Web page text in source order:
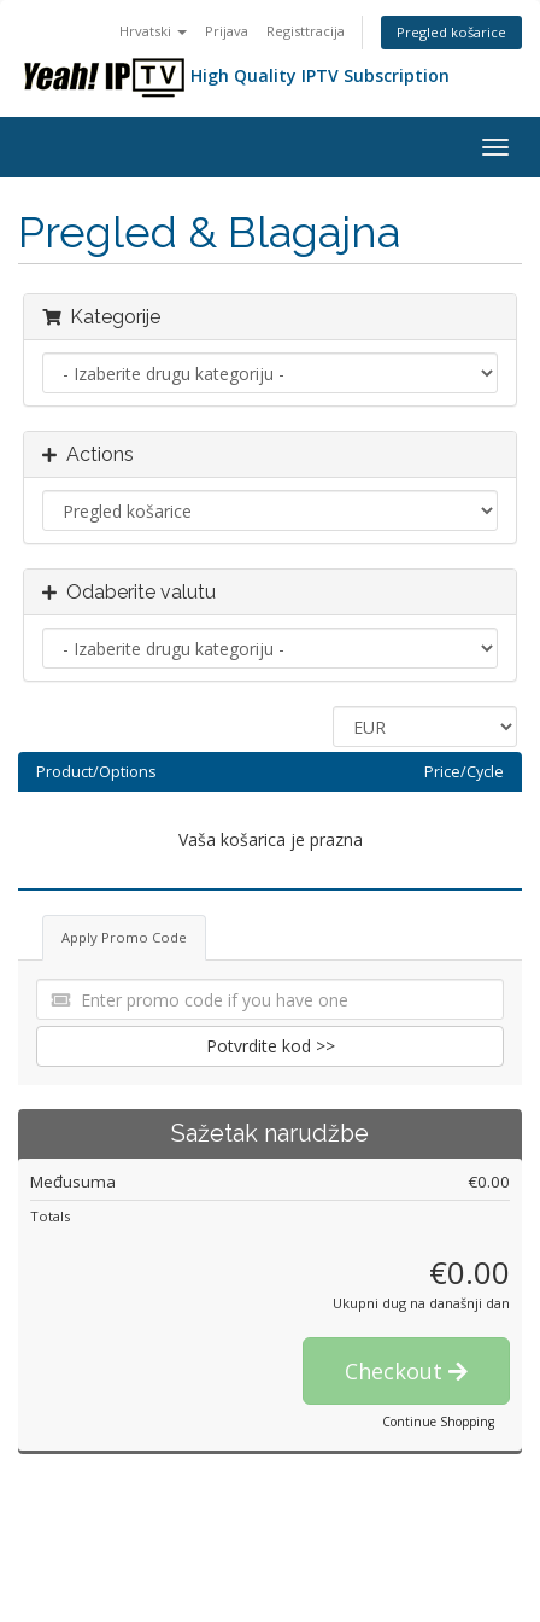
Hrvatski Prijava Registtracija Pregled košarice
High Quality IPTV Subscription
Pregled & Blagajna
Kategorije
Actions
Odaberite valutu
Product/Options Price/Cycle
Vaša košarica je prazna
Apply Promo Code
Potvrdite kod >>
Sažetak narudžbe
Međusuma €0.00
Totals
€0.00
Ukupni dug na današnji dan
Checkout
Continue Shopping